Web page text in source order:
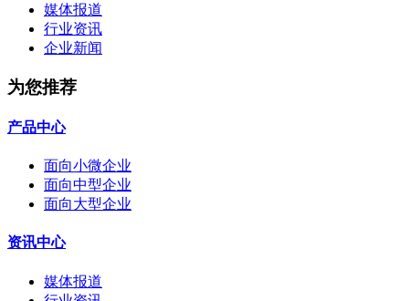
媒体报道
行业资讯
企业新闻
为您推荐
产品中心
面向小微企业
面向中型企业
面向大型企业
资讯中心
媒体报道